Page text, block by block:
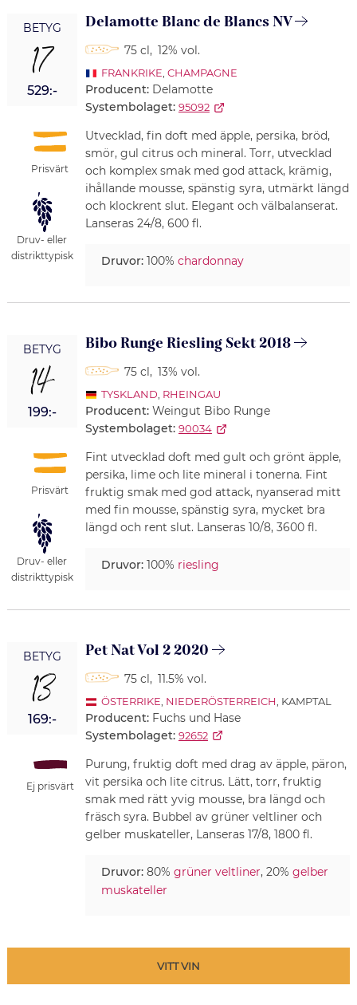
BETYG
17
529:-
Prisvärt
Druv- eller
distrikttypisk
Delamotte Blanc de Blancs NV
75 cl, 12% vol.
FRANKRIKE CHAMPAGNE
Producent: Delamotte
Systembolaget: 95092
Utvecklad, fin doft med äpple, persika, bröd,
smör, gul citrus och mineral. Torr, utvecklad
och komplex smak med god attack, krämig,
ihållande mousse, spänstig syra, utmärkt längd
och klockrent slut. Elegant och välbalanserat.
Lanseras 24/8, 600 fl.
Druvor:100% chardonnay
BETYG
14
199:-
Prisvärt
Druv- eller
distrikttypisk
Bibo Runge Riesling Sekt 2018
75 cl, 13% vol.
TYSKLAND RHEINGAU
Producent: Weingut Bibo Runge
Systembolaget: 90034
Fint utvecklad doft med gult och grönt äpple,
persika, lime och lite mineral i tonerna. Fint
fruktig smak med god attack, nyanserad mitt
med fin mousse, spänstig syra, mycket bra
längd och rent slut. Lanseras 10/8, 3600 fl.
Druvor:100% riesling
BETYG
13
169:-
Ej prisvärt
Pet Nat Vol 2 2020
75 cl, 11.5% vol.
ÖSTERRIKE NIEDERÖSTERREICH , KAMPTAL
Producent: Fuchs und Hase
Systembolaget: 92652
Purung, fruktig doft med drag av äpple, päron,
vit persika och lite citrus. Lätt, torr, fruktig
smak med rätt yvig mousse, bra längd och
fräsch syra. Bubbel av grüner veltliner och
gelber muskateller, Lanseras 17/8, 1800 fl.
Druvor:80% grüner veltliner, 20% gelber
muskateller
VITT VIN